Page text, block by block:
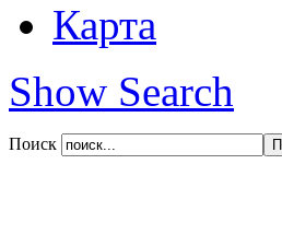
Карта
Show Search
Поиск